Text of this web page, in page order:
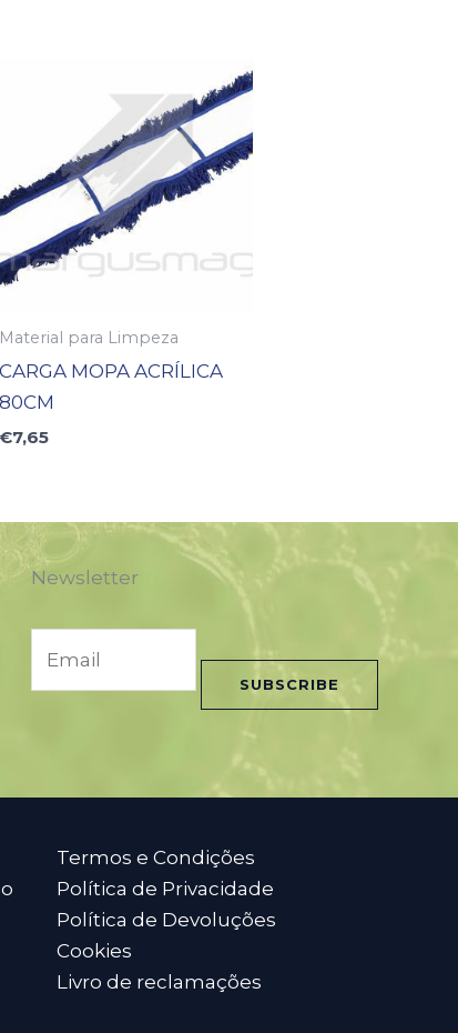
Material para Limpeza
CARGA MOPA ACRÍLICA
80CM
€7,65
Newsletter
*
SUBSCRIBE
Termos e Condições
Política de Privacidade
Política de Devoluções
Cookies
Livro de reclamações